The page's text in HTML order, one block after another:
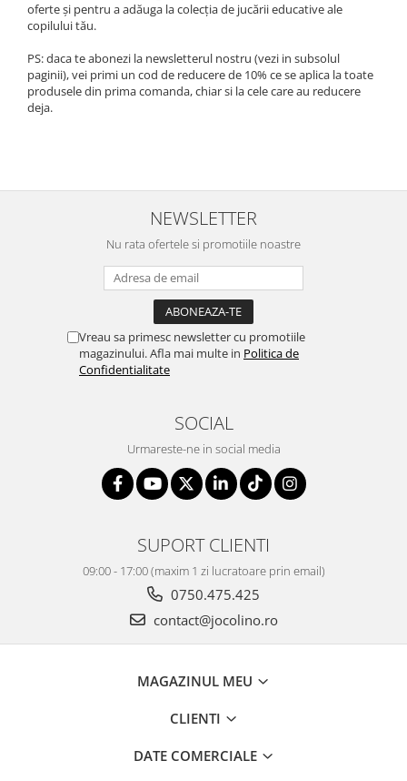
oferte și pentru a adăuga la colecția de jucării educative ale
copilului tău.
PS: daca te abonezi la newsletterul nostru (vezi in subsolul
paginii), vei primi un cod de reducere de 10% ce se aplica la toate
produsele din prima comanda, chiar si la cele care au reducere
deja.
NEWSLETTER
Nu rata ofertele si promotiile noastre
Vreau sa primesc newsletter cu promotiile
magazinului. Afla mai multe in Politica de
Confidentialitate
SOCIAL
Urmareste-ne in social media
SUPORT CLIENTI
09:00 - 17:00 (maxim 1 zi lucratoare prin email)
0750.475.425
contact@jocolino.ro
MAGAZINUL MEU
CLIENTI
DATE COMERCIALE